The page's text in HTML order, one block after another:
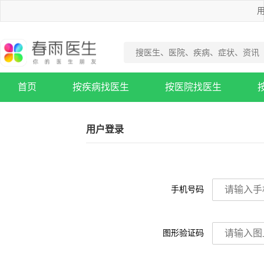
首页 按疾病找医生 按医院找医生
用户登录
手机号码
图形验证码